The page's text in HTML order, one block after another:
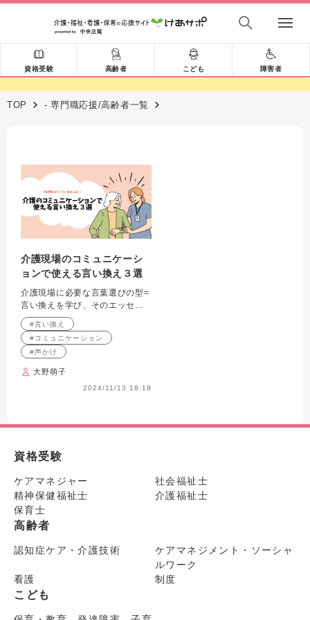
資格受験 高齢者 こども 障害者
TOP - 専門職応援/高齢者一覧
介護現場のコミュニケーシ
ョンで使える言い換え３選
介護現場に必要な言葉選びの型=
言い換えを学び、そのエッセン
スを理解します。
#言い換え
#コミュニケーション
#声かけ
大野萌子
2024/11/13 18:18
資格受験
ケアマネジャー
社会福祉士
精神保健福祉士
介護福祉士
保育士
高齢者
認知症ケア・介護技術
ケアマネジメント・ソーシャ
ルワーク
看護
制度
こども